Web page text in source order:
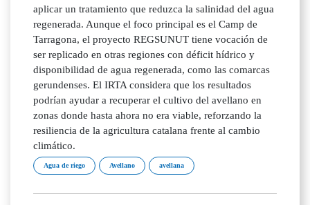
aplicar un tratamiento que reduzca la salinidad del agua
regenerada. Aunque el foco principal es el Camp de
Tarragona, el proyecto REGSUNUT tiene vocación de
ser replicado en otras regiones con déficit hídrico y
disponibilidad de agua regenerada, como las comarcas
gerundenses. El IRTA considera que los resultados
podrían ayudar a recuperar el cultivo del avellano en
zonas donde hasta ahora no era viable, reforzando la
resiliencia de la agricultura catalana frente al cambio
climático.
Agua de riego Avellano avellana